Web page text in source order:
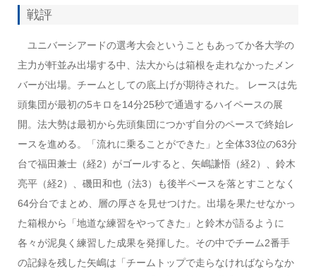
戦評
ユニバーシアードの選考大会ということもあってか各大学の
主力が軒並み出場する中、法大からは箱根を走れなかったメン
バーが出場。チームとしての底上げが期待された。 レースは先
頭集団が最初の5キロを14分25秒で通過するハイペースの展
開。法大勢は最初から先頭集団につかず自分のペースで終始レ
ースを進める。「流れに乗ることができた」と全体33位の63分
台で福田兼士（経2）がゴールすると、矢嶋謙悟（経2）、鈴木
亮平（経2）、磯田和也（法3）も後半ペースを落とすことなく
64分台でまとめ、層の厚さを見せつけた。出場を果たせなかっ
た箱根から「地道な練習をやってきた」と鈴木が語るように
各々が泥臭く練習した成果を発揮した。その中でチーム2番手
の記録を残した矢嶋は「チームトップで走らなければならなか